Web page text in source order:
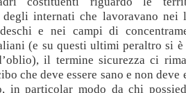
degli internati che lavoravano nei
e nei campi di
(e su questi ultimi peraltro si è
il termine sicurezza ci
che deve essere sano e non deve
in particolar modo da chi